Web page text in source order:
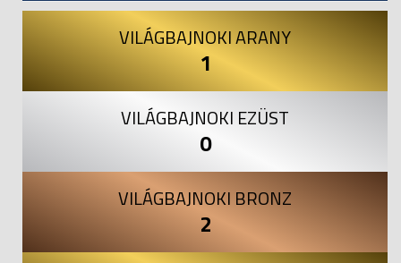
VILÁGBAJNOKI ARANY
1
VILÁGBAJNOKI EZÜST
0
VILÁGBAJNOKI BRONZ
2